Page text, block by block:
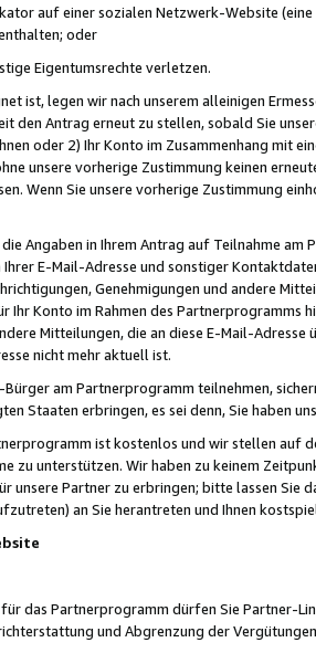
auf einer sozialen Netzwerk-Website
oder
Eigentumsrechte verletzen.
ist, legen wir nach unserem alleinigen
den Antrag erneut zu stellen, sobald Sie
oder 2) Ihr Konto im Zusammenhang mit
unsere vorherige Zustimmung keinen
Wenn Sie unsere vorherige Zustimmung
die Angaben in Ihrem Antrag auf Teilnahme
Ihrer E-Mail-Adresse und sonstiger
Genehmigungen und andere
Ihr Konto im Rahmen des Partnerprogramms
Mitteilungen, die an diese E-Mail-
nicht mehr aktuell ist.
am Partnerprogramm teilnehmen,
Staaten erbringen, es sei denn, Sie haben
ist kostenlos und wir stellen auf
zu unterstützen. Wir haben zu keinem
unsere Partner zu erbringen; bitte lassen Sie
an Sie herantreten und Ihnen
das Partnerprogramm dürfen Sie Partner-
und Abgrenzung der